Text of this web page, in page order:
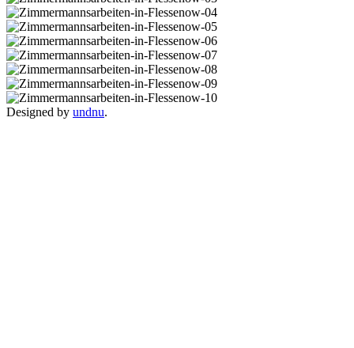
Designed by undnu.